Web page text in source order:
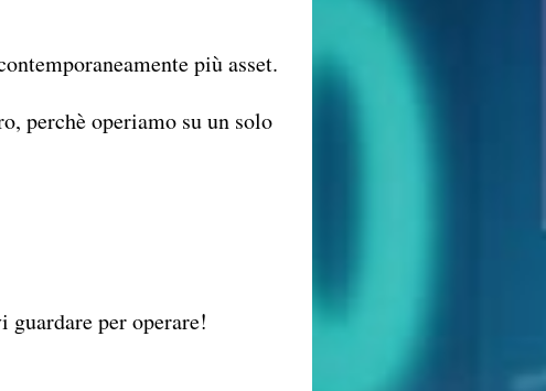
più asset.
perchè operiamo su un solo
guardare per operare!